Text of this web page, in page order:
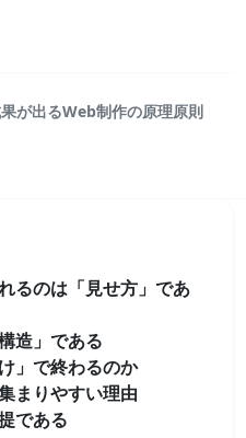
が出るWeb制作の原理原則
るのは「見せ方」であ
造」である
」で終わるのか
まりやすい理由
である